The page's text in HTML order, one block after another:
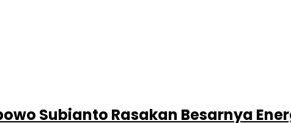
Subianto Rasakan Besarnya